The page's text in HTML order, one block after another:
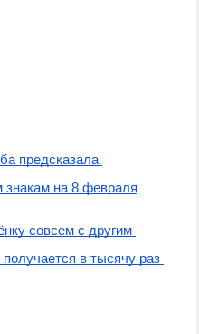
предсказала
на 8 февраля
совсем с другим
в тысячу раз